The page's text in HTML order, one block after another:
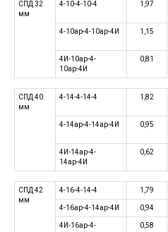
СПД 32
мм
4-10-4-10-4 1,97
4-10ар-4-10ар-4И 1,15
4И-10ар-4-
10ар-4И
0,81
СПД 40
мм
4-14-4-14-4 1,82
4-14ар-4-14ар-4И 0,95
4И-14ар-4-
14ар-4И
0,62
СПД 42
мм
4-16-4-14-4 1,79
4-16ар-4-14ар-4И 0,94
4И-16ар-4-
0,58